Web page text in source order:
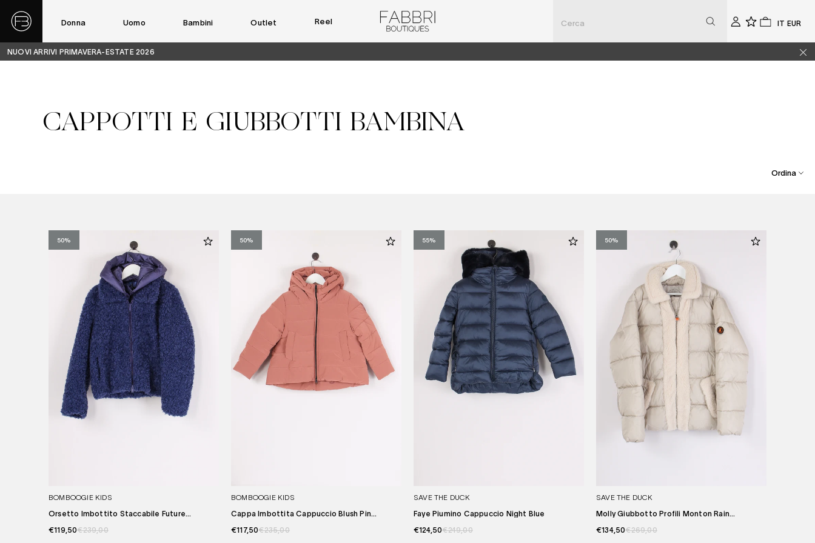
Donna Uomo Bambini Outlet Reel Account
0 0
Seleziona
la la
NUOVI ARRIVI PRIMAVERA-ESTATE 2026
CAPPOTTI E GIUBBOTTI BAMBINA
Ordina
Prezzo Decrescente
Dal Più Recente
50%
BOMBOOGIE KIDS
Orsetto Imbottito Staccabile Future...
€119,50€239,00
50%
BOMBOOGIE KIDS
Cappa Imbottita Cappuccio Blush Pin...
€117,50€235,00
55%
SAVE THE DUCK
Faye Piumino Cappuccio Night Blue
€124,50€249,00
50%
SAVE THE DUCK
Molly Giubbotto Profili Monton Rain...
€134,50€269,00